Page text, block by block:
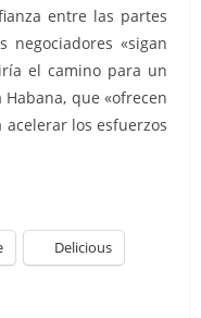
entre las partes
«sigan
el camino para un
que «ofrecen
los esfuerzos
Delicious